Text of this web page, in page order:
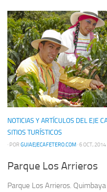
NOTICIAS Y ARTÍCULOS DEL EJE
SITIOS TURÍSTICOS
· POR GUIAEJECAFETERO.COM · 6 OCT, 2014
Parque Los Arrieros
Parque Los Arrieros.